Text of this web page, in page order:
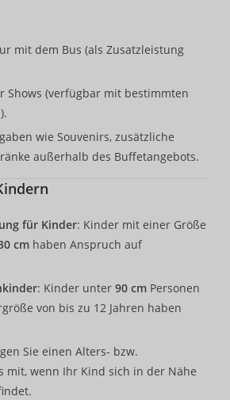
mit dem Bus (als Zusatzleistung
Shows (verfügbar mit bestimmten
wie Souvenirs, zusätzliche
außerhalb des Buffetangebots.
für Kinder: Kinder mit einer Größe
cm haben Anspruch auf
: Kinder unter 90 cm Personen
von bis zu 12 Jahren haben
Sie einen Alters- bzw.
mit, wenn Ihr Kind sich in der Nähe